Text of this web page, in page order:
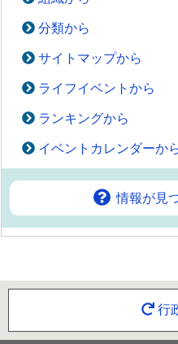
分類から
サイトマップから
ライフイベントから
ランキングから
イベントカレンダーか
情報が見
行